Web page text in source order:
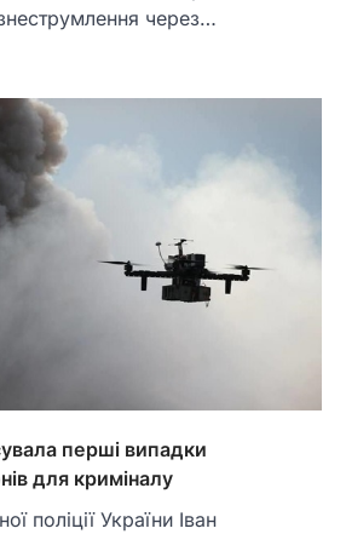
через…
перші випадки
для криміналу
поліції України Іван